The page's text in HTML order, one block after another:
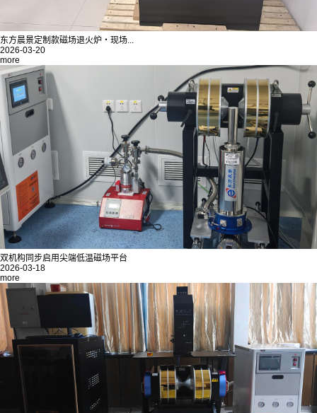
东方晨景定制款磁场退火炉・现场...
2026-03-20
more
双机构同步启用尖端低温磁场平台
2026-03-18
more